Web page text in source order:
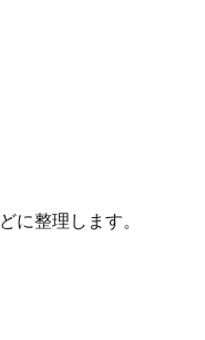
に整理します。